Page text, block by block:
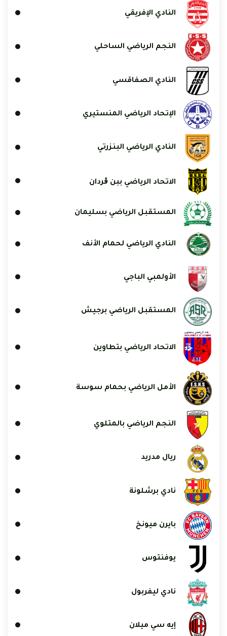
النادي الإفريقي
النجم الرياضي الساحلي
النادي الصفاقسي
الإتحاد الرياضي المنستيري
النادي الرياضي البنزرتي
الاتحاد الرياضي ببن ڨردان
المستقبل الرياضي بسليمان
النادي الرياضي لحمام الأنف
الأولمبي الباجي
المستقبل الرياضي برجيش
الاتحاد الرياضي بتطاوين
الأمل الرياضي بحمام سوسة
النجم الرياضي بالمتلوي
ريال مدريد
نادي برشلونة
بايرن ميونخ
يوفنتوس
نادي ليفربول
إيه سي ميلان